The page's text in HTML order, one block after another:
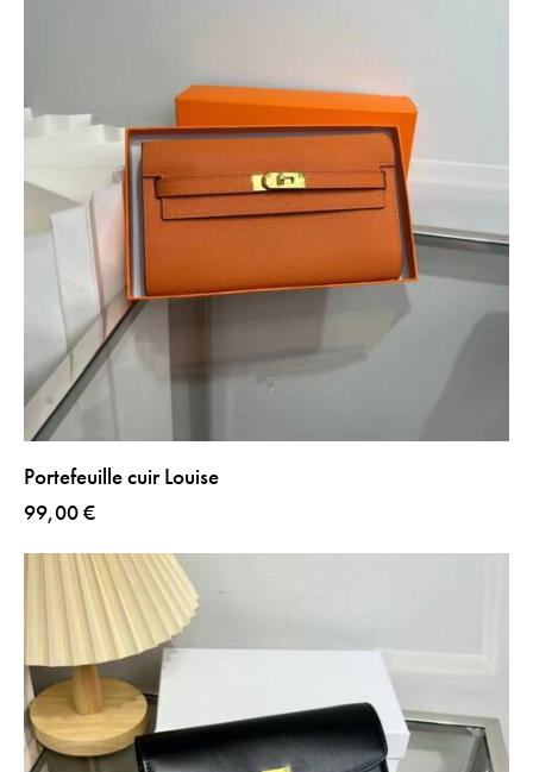
Portefeuille cuir Louise
99,00€